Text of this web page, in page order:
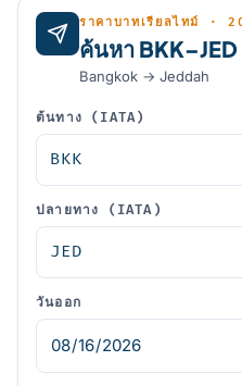
ราคาบาทเรียลไทม์ ·
ค้นหา BKK–JED
Bangkok → Jeddah
ต้นทาง (IATA)
ปลายทาง (IATA)
วันออก